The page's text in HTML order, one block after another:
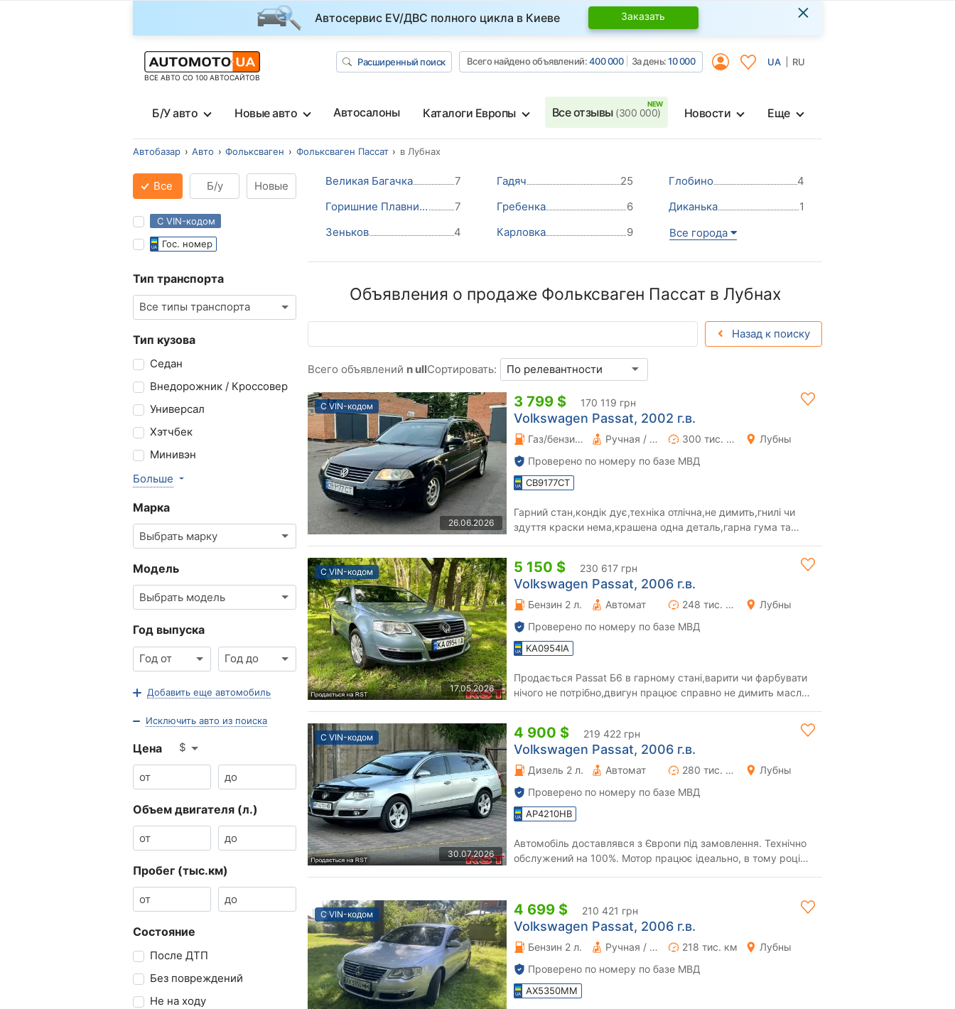
Автосервис EV/ДВС полного цикла в Киеве Заказать ×
ВСЕ АВТО СО 100 АВТОСАЙТОВ
Расширенный поиск Всего найдено объявлений:400 000 За день:10 000 UA RU
Б/У авто Новые авто Автосалоны Каталоги Европы Все отзывы (300 000) Новости Еще
Автобазар Авто Фольксваген Фольксваген Пассат в Лубнах
Все Б/у Новые
С VIN-кодом
Гос. номер
Тип транспорта
Все типы транспорта
Тип кузова
Седан
Внедорожник / Кроссовер
Универсал
Хэтчбек
Минивэн
Больше
Марка
Выбрать марку
Модель
Выбрать модель
Год выпуска
Год от Год до
Добавить еще автомобиль
Исключить авто из поиска
Цена $
Объем двигателя (л.)
Пробег (тыс.км)
Состояние
После ДТП
Без повреждений
Не на ходу
Великая Багачка 7 Гадяч 25 Глобино
4
Горишние Плавни (Комсомольск)
7 Гребенка 6 Диканька
1
Зеньков
4 Карловка 9 Все города
Объявления о продаже Фольксваген Пассат в Лубнах
Назад к поиску
Всего объявлений n ullСортировать:
С VIN-кодом
26.06.2026
3 799 $ 170 119 грн
Volkswagen Passat, 2002 г.в.
Газ/бензин 2 л. Ручная / Механика 300 тис. км
Лубны
Проверено по номеру по базе МВД
CB9177CT
Гарний стан,кондік дує,техніка отлічна,не димить,гнилі чи
здуття краски нема,крашена одна деталь,гарна гума та
С VIN-кодом
17.05.2026
5 150 $ 230 617 грн
Volkswagen Passat, 2006 г.в.
Бензин 2 л. Автомат 248 тис. км
Лубны
Проверено по номеру по базе МВД
KA0954IA
Продається Passat Б6 в гарному стані,варити чи фарбувати
нічого не потрібно,двигун працює справно не димить масла
С VIN-кодом
30.07.2026
4 900 $ 219 422 грн
Volkswagen Passat, 2006 г.в.
Дизель 2 л. Автомат 280 тис. км
Лубны
Проверено по номеру по базе МВД
AP4210HB
Автомобіль доставлявся з Європи під замовлення. Технічно
обслужений на 100%. Мотор працює ідеально, в тому році
С VIN-кодом 4 699 $ 210 421 грн
Volkswagen Passat, 2006 г.в.
Бензин 2 л. Ручная / Механика 218 тис. км
Лубны
Проверено по номеру по базе МВД
AX5350MM